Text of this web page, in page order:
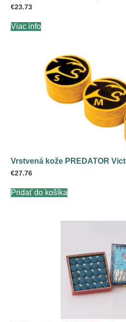
€23.73
Viac info
Vrstvená kože PREDATOR
€27.76
Pridať do košíka